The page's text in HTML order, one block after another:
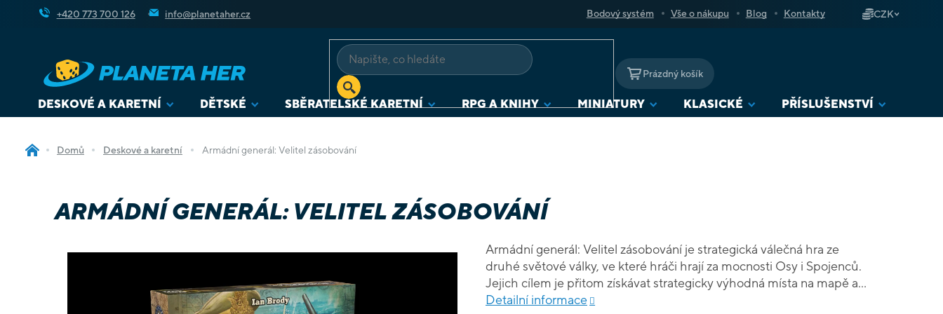
+420 773 700 126 info@planetaher.cz Bodový systém Vše o nákupu Blog Kontakty CZK
NÁKUPNÍ
KOŠÍK
Prázdný košík
DESKOVÉ A KARETNÍ DĚTSKÉ SBĚRATELSKÉ KARETNÍ RPG A KNIHY MINIATURY KLASICKÉ PŘÍSLUŠENSTVÍ
Domů Deskové a karetní Armádní generál: Velitel zásobování
ARMÁDNÍ GENERÁL: VELITEL ZÁSOBOVÁNÍ
Armádní generál: Velitel zásobování je strategická válečná hra ze
druhé světové války, ve které hráči hrají za mocnosti Osy i Spojenců.
Jejich cílem je přitom získávat strategicky výhodná místa na mapě a
bodovat je. Celá hra je řízena kartami, které umožňují bojovat, budovat
Detailní informace